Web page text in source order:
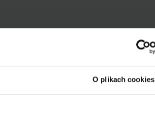
O plikach cookies